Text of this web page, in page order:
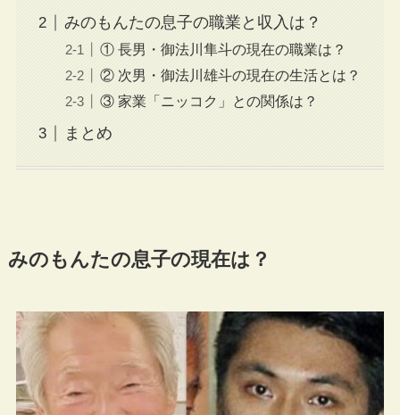
みのもんたの息子の職業と収入は？
① 長男・御法川隼斗の現在の職業は？
② 次男・御法川雄斗の現在の生活とは？
③ 家業「ニッコク」との関係は？
まとめ
みのもんたの息子の現在は？